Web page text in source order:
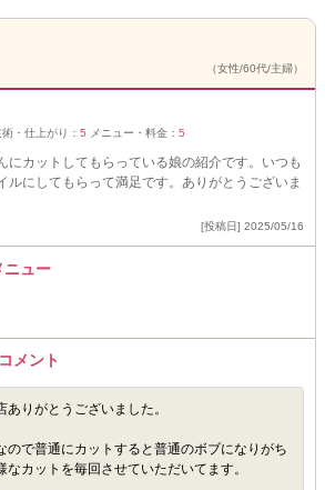
（女性/60代/主婦）
術・仕上がり： 5 メニュー・料金： 5
にカットしてもらっている娘の紹介です。いつも
ルにしてもらって満足です。ありがとうございま
[投稿日] 2025/05/16
ニュー
メント
りがとうございました。
ので普通にカットすると普通のボブになりがち
カットを毎回させていただいてます。